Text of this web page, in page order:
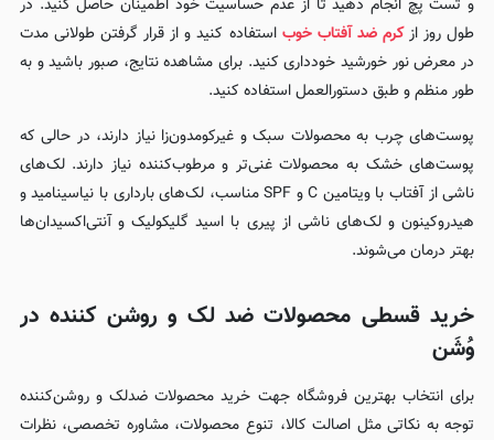
و تست پچ انجام دهید تا از عدم حساسیت خود اطمینان حاصل کنید. در
طول روز ازکرم ضد آفتاب خوب استفاده کنید و از قرار گرفتن طولانی مدت
در معرض نور خورشید خودداری کنید. برای مشاهده نتایج، صبور باشید و به
طور منظم و طبق دستورالعمل استفاده کنید.
پوست‌های چرب به محصولات سبک و غیرکومدون‌زا نیاز دارند، در حالی که
پوست‌های خشک به محصولات غنی‌تر و مرطوب‌کننده نیاز دارند. لک‌های
ناشی از آفتاب با ویتامین C و SPF مناسب، لک‌های بارداری با نیاسینامید و
هیدروکینون و لک‌های ناشی از پیری با اسید گلیکولیک و آنتی‌اکسیدان‌ها
بهتر درمان می‌شوند.
خرید قسطی محصولات ضد لک و روشن کننده در
وُشَن
برای انتخاب بهترین فروشگاه جهت خرید محصولات ضدلک و روشن‌کننده
توجه به نکاتی مثل اصالت کالا، تنوع محصولات، مشاوره تخصصی، نظرات